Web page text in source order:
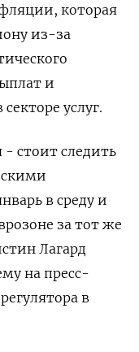
которая
из-за
и
услуг.
стоит следить
в среду и
за тот же
Лагард
на пресс-
в